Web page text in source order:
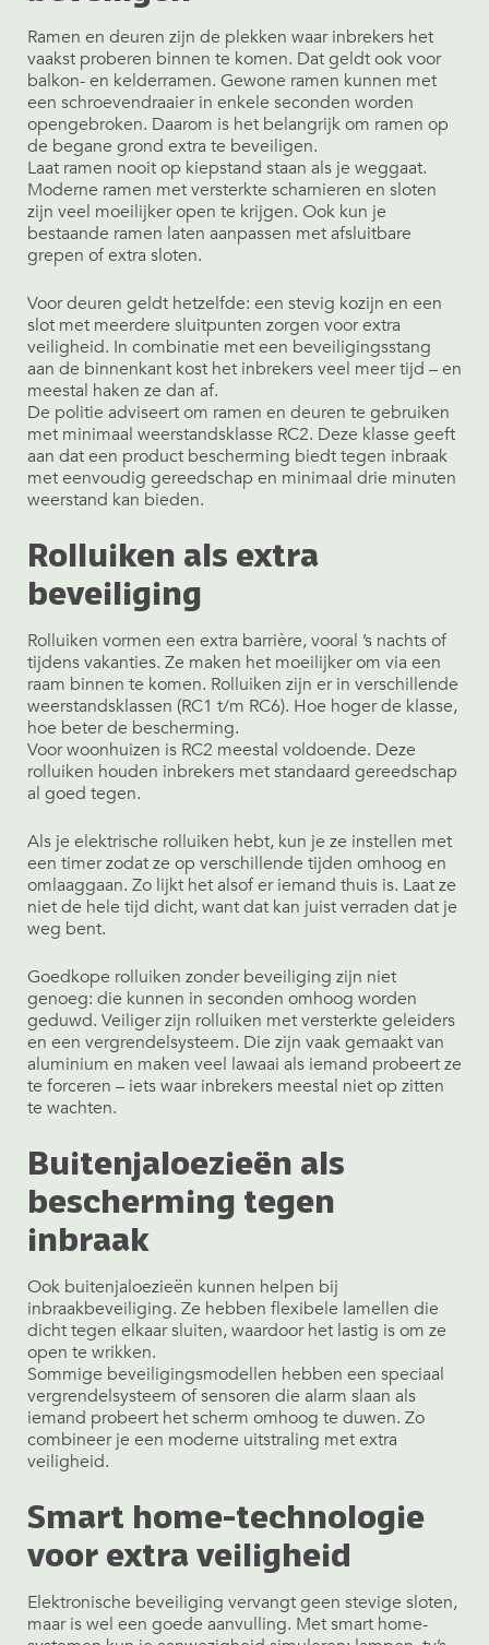
Ramen en deuren zijn de plekken waar inbrekers het
vaakst proberen binnen te komen. Dat geldt ook voor
balkon- en kelderramen. Gewone ramen kunnen met
een schroevendraaier in enkele seconden worden
opengebroken. Daarom is het belangrijk om ramen op
de begane grond extra te beveiligen.
Laat ramen nooit op kiepstand staan als je weggaat.
Moderne ramen met versterkte scharnieren en sloten
zijn veel moeilijker open te krijgen. Ook kun je
bestaande ramen laten aanpassen met afsluitbare
grepen of extra sloten.
Voor deuren geldt hetzelfde: een stevig kozijn en een
slot met meerdere sluitpunten zorgen voor extra
veiligheid. In combinatie met een beveiligingsstang
aan de binnenkant kost het inbrekers veel meer tijd – en
meestal haken ze dan af.
De politie adviseert om ramen en deuren te gebruiken
met minimaal weerstandsklasse RC2. Deze klasse geeft
aan dat een product bescherming biedt tegen inbraak
met eenvoudig gereedschap en minimaal drie minuten
weerstand kan bieden.
Rolluiken als extra
beveiliging
Rolluiken vormen een extra barrière, vooral ’s nachts of
tijdens vakanties. Ze maken het moeilijker om via een
raam binnen te komen. Rolluiken zijn er in verschillende
weerstandsklassen (RC1 t/m RC6). Hoe hoger de klasse,
hoe beter de bescherming.
Voor woonhuizen is RC2 meestal voldoende. Deze
rolluiken houden inbrekers met standaard gereedschap
al goed tegen.
Als je elektrische rolluiken hebt, kun je ze instellen met
een timer zodat ze op verschillende tijden omhoog en
omlaaggaan. Zo lijkt het alsof er iemand thuis is. Laat ze
niet de hele tijd dicht, want dat kan juist verraden dat je
weg bent.
Goedkope rolluiken zonder beveiliging zijn niet
genoeg: die kunnen in seconden omhoog worden
geduwd. Veiliger zijn rolluiken met versterkte geleiders
en een vergrendelsysteem. Die zijn vaak gemaakt van
aluminium en maken veel lawaai als iemand probeert ze
te forceren – iets waar inbrekers meestal niet op zitten
te wachten.
Buitenjaloezieën als
bescherming tegen
inbraak
Ook buitenjaloezieën kunnen helpen bij
inbraakbeveiliging. Ze hebben flexibele lamellen die
dicht tegen elkaar sluiten, waardoor het lastig is om ze
open te wrikken.
Sommige beveiligingsmodellen hebben een speciaal
vergrendelsysteem of sensoren die alarm slaan als
iemand probeert het scherm omhoog te duwen. Zo
combineer je een moderne uitstraling met extra
veiligheid.
Smart home-technologie
voor extra veiligheid
Elektronische beveiliging vervangt geen stevige sloten,
maar is wel een goede aanvulling. Met smart home-